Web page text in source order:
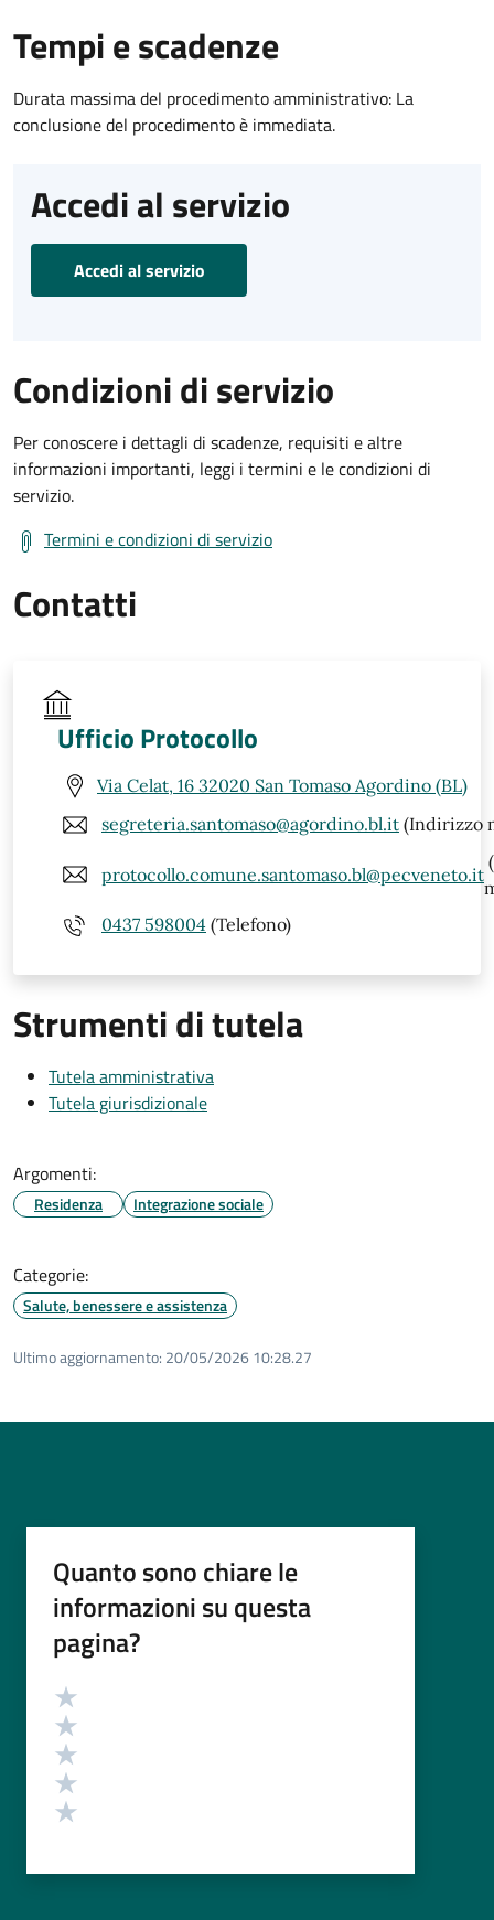
Tempi e scadenze
Durata massima del procedimento amministrativo: La
conclusione del procedimento è immediata.
Accedi al servizio
Accedi al servizio
Condizioni di servizio
Per conoscere i dettagli di scadenze, requisiti e altre
informazioni importanti, leggi i termini e le condizioni di
servizio.
Termini e condizioni di servizio
Contatti
Ufficio Protocollo
Via Celat, 16 32020 San Tomaso Agordino (BL)
segreteria.santomaso@agordino.bl.it (Indirizzo
protocollo.comune.santomaso.bl@pecveneto.it
0437 598004 (Telefono)
Strumenti di tutela
Tutela amministrativa
Tutela giurisdizionale
Argomenti:
Residenza Integrazione sociale
Categorie:
Salute, benessere e assistenza
Ultimo aggiornamento: 20/05/2026 10:28.27
Quanto sono chiare le
informazioni su questa
pagina?
Valutazione